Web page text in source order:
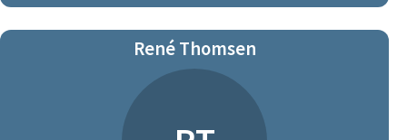
René Thomsen